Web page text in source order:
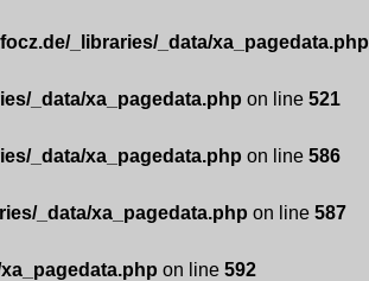
_libraries/_data/xa_pagedata.php
_data/xa_pagedata.php on line 521
_data/xa_pagedata.php on line 586
_data/xa_pagedata.php on line 587
on line 592